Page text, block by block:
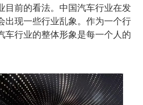
目前的看法。中国汽车行业在发
出现一些行业乱象。作为一个行
车行业的整体形象是每一个人的